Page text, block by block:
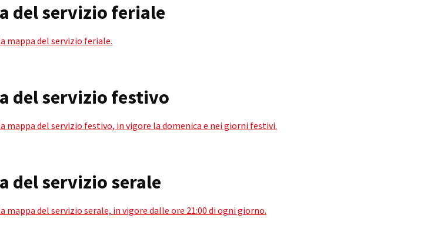
del servizio feriale
mappa del servizio feriale.
del servizio festivo
mappa del servizio festivo, in vigore la domenica e nei giorni festivi.
del servizio serale
mappa del servizio serale, in vigore dalle ore 21:00 di ogni giorno.